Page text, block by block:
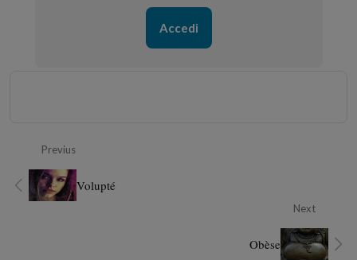
Accedi
Previus
Volupté
Next
Obèse